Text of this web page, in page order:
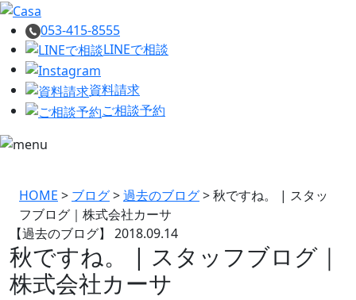
053-415-8555
LINEで相談
資料請求
ご相談予約
HOME > ブログ>過去のブログ>秋ですね。 | スタッ
フブログ｜株式会社カーサ
【過去のブログ】 2018.09.14
秋ですね。 | スタッフブログ｜
株式会社カーサ